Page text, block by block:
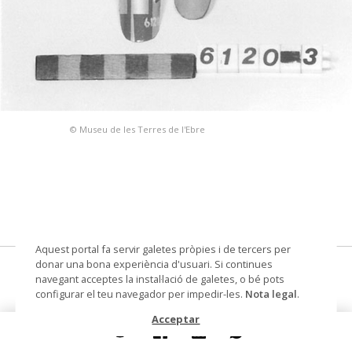
© Museu de les Terres de l'Ebre
ungles de plegar olives
Autoria Soler Also, Francesc (llauner)
Aquest portal fa servir galetes pròpies i de tercers per
donar una bona experiència d'usuari. Si continues
navegant acceptes la instal·lació de galetes, o bé pots
configurar el teu navegador per impedir-les. Nota legal.
Acceptar